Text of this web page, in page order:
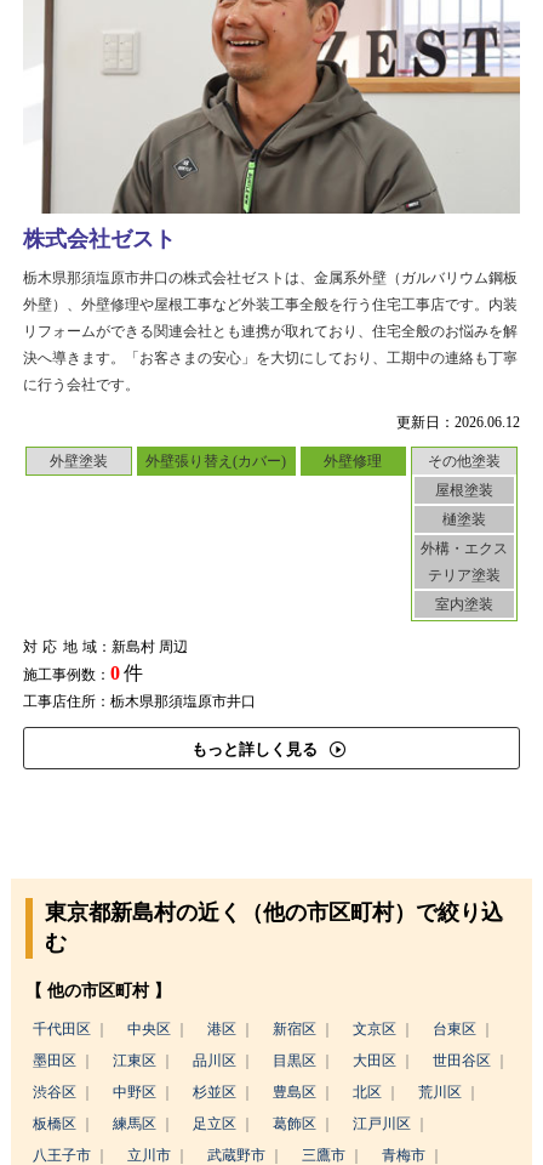
更新日：2026.06.12
外壁塗装 外壁張り替え(カバー) 外壁修理
その他塗装
屋根塗装
樋塗装
外構・エクス
テリア塗装
室内塗装
対応地域：新島村 周辺
施工事例数： 0件
工事店住所：栃木県那須塩原市井口
もっと詳しく見る
株式会社ゼスト
栃木県那須塩原市井口の株式会社ゼストは、金属系外壁（ガルバリウム鋼板
外壁）、外壁修理や屋根工事など外装工事全般を行う住宅工事店です。内装
リフォームができる関連会社とも連携が取れており、住宅全般のお悩みを解
決へ導きます。「お客さまの安心」を大切にしており、工期中の連絡も丁寧
に行う会社です。
東京都新島村の近く（他の市区町村）で絞り込
む
【 他の市区町村 】
千代田区 中央区 港区 新宿区 文京区
台東区
墨田区
江東区 品川区 目黒区 大田区
世田谷区
渋谷区
中野区 杉並区 豊島区 北区
荒川区
板橋区
練馬区 足立区 葛飾区
江戸川区
八王子市
立川市 武蔵野市 三鷹市
青梅市